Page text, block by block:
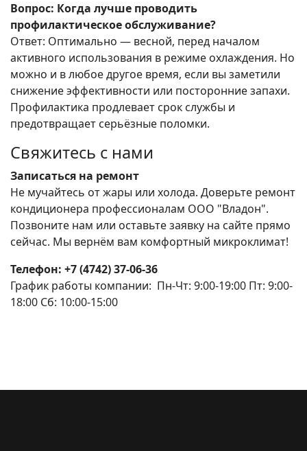
Вопрос: Когда лучше проводить
профилактическое обслуживание?
Ответ: Оптимально — весной, перед началом
активного использования в режиме охлаждения. Но
можно и в любое другое время, если вы заметили
снижение эффективности или посторонние запахи.
Профилактика продлевает срок службы и
предотвращает серьёзные поломки.
Свяжитесь с нами
Записаться на ремонт
Не мучайтесь от жары или холода. Доверьте ремонт
кондиционера профессионалам ООО "Владон".
Позвоните нам или оставьте заявку на сайте прямо
сейчас. Мы вернём вам комфортный микроклимат!
Телефон: +7 (4742) 37-06-36
График работы компании: Пн-Чт: 9:00-19:00 Пт: 9:00-
18:00 Сб: 10:00-15:00